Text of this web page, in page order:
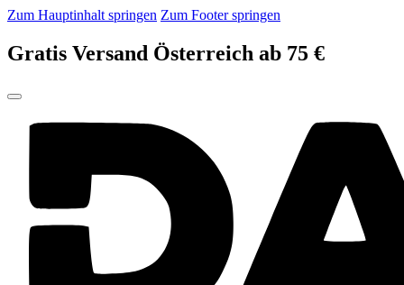
Zum Hauptinhalt springen Zum Footer springen
Gratis Versand Österreich ab 75 €